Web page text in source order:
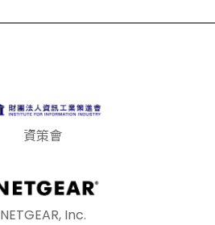
資策會
NETGEAR, Inc.